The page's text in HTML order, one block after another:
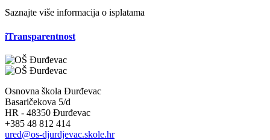
Saznajte više informacija o isplatama
iTransparentnost
Osnovna škola Đurđevac
Basaričekova 5/d
HR - 48350 Đurđevac
+385 48 812 414
ured@os-djurdjevac.skole.hr